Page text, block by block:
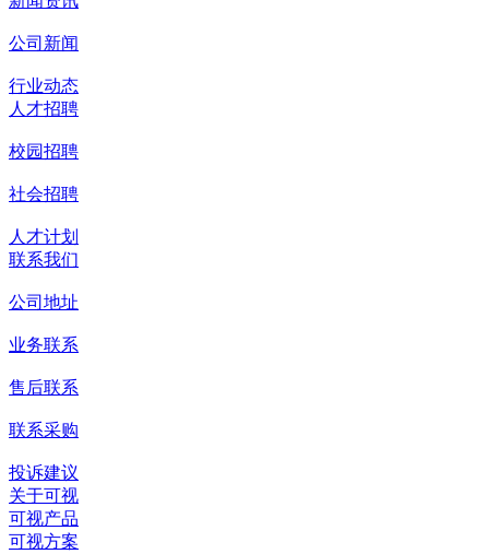
公司新闻
行业动态
人才招聘
校园招聘
社会招聘
人才计划
联系我们
公司地址
业务联系
售后联系
联系采购
投诉建议
关于可视
可视产品
可视方案